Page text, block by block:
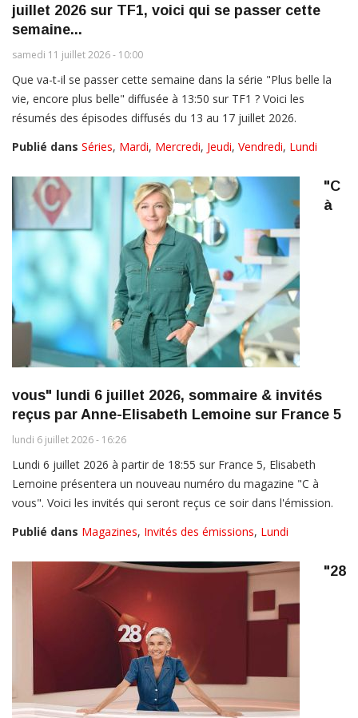
juillet 2026 sur TF1, voici qui se passer cette
semaine...
samedi 11 juillet 2026 - 10:00
Que va-t-il se passer cette semaine dans la série "Plus belle la
vie, encore plus belle" diffusée à 13:50 sur TF1 ? Voici les
résumés des épisodes diffusés du 13 au 17 juillet 2026.
Publié dans Séries, Mardi, Mercredi, Jeudi, Vendredi, Lundi
"C
à
vous" lundi 6 juillet 2026, sommaire & invités
reçus par Anne-Elisabeth Lemoine sur France 5
lundi 6 juillet 2026 - 16:26
Lundi 6 juillet 2026 à partir de 18:55 sur France 5, Elisabeth
Lemoine présentera un nouveau numéro du magazine "C à
vous". Voici les invités qui seront reçus ce soir dans l'émission.
Publié dans Magazines, Invités des émissions, Lundi
"28